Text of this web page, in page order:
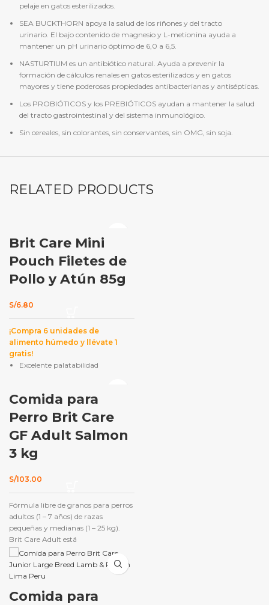
pelaje en gatos esterilizados.
SEA BUCKTHORN apoya la salud de los riñones y del tracto
urinario. El bajo contenido de magnesio y L-metionina ayuda a
mantener un pH urinario óptimo de 6,0 a 6,5.
NASTURTIUM es un antibiótico natural. Ayuda a prevenir la
formación de cálculos renales en gatos esterilizados y en gatos
mayores y tiene poderosas propiedades antibacterianas y antisépticas.
Los PROBIÓTICOS y los PREBIÓTICOS ayudan a mantener la salud
del tracto gastrointestinal y del sistema inmunológico.
Sin cereales, sin colorantes, sin conservantes, sin OMG, sin soja.
RELATED PRODUCTS
Brit Care Mini
Pouch Filetes de
Pollo y Atún 85g
S/6.80
¡Compra 6 unidades de
alimento húmedo y llévate 1
gratis!
Excelente palatabilidad
una buena digestión
Contiene romero, cúrcuma,
clavo, cítricos y arándanos.
Perfecto para perros
quisquillosos
Comida para
Perro Brit Care
GF Adult Salmon
3 kg
S/103.00
Fórmula libre de granos para perros
adultos (1 – 7 años) de razas
pequeñas y medianas (1 – 25 kg).
Brit Care Adult está
adecuadamente balanceado y es
altamente digestible. Alimento
Super Premium formulado con los
perros de razas pequeñas y
Comida para